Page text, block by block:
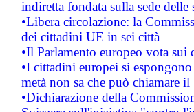
indiretta fondata sulla sede delle
•Libera circolazione: la
dei cittadini UE in sei città
•Il Parlamento europeo vota sui
•I cittadini europei si
metà non sa che può chiamare
•Dichiarazione della